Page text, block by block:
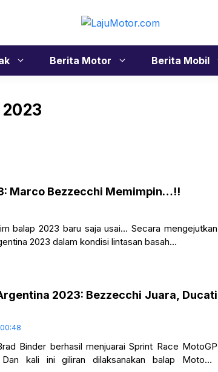
Berita Motor Berita Mobil
Marco Bezzecchi Memimpin…!!
balap 2023 baru saja usai… Secara mengejutkan
2023 dalam kondisi lintasan basah…
2023: Bezzecchi Juara, Ducati
Binder berhasil menjuarai Sprint Race MotoGP
kali ini giliran dilaksanakan balap MotoGP